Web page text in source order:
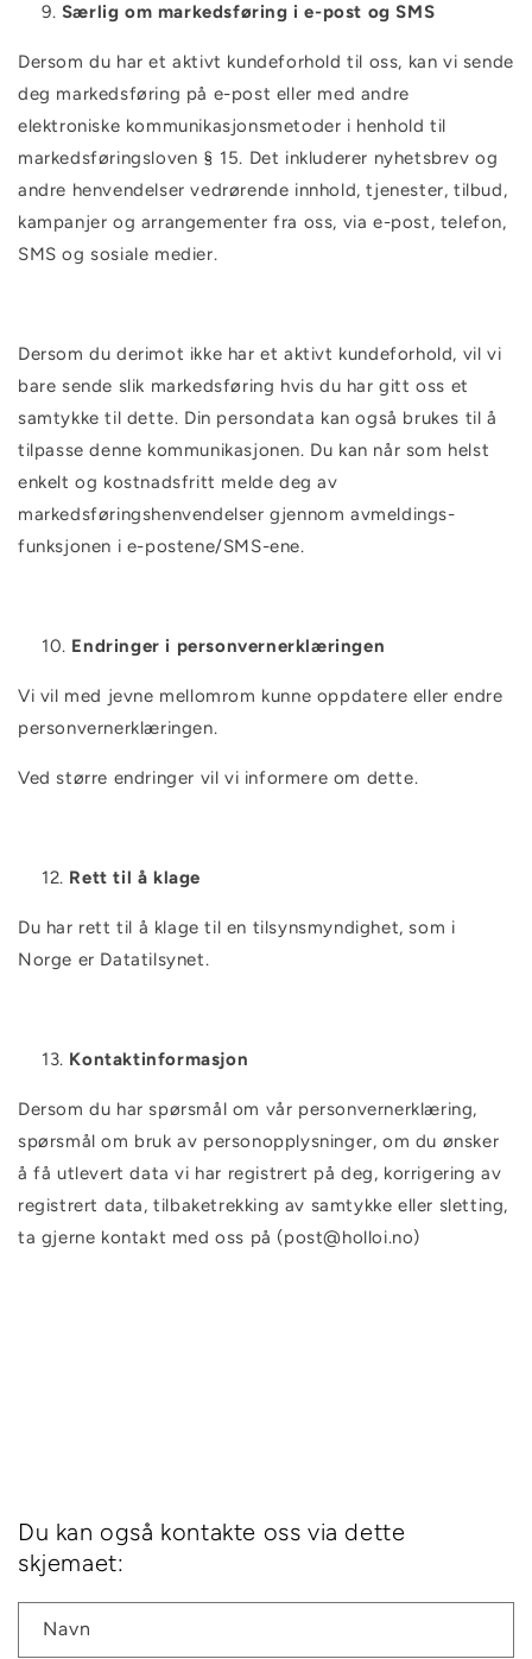
Særlig om markedsføring i e-post og SMS
Dersom du har et aktivt kundeforhold til oss, kan vi sende
deg markedsføring på e-post eller med andre
elektroniske kommunikasjonsmetoder i henhold til
markedsføringsloven § 15. Det inkluderer nyhetsbrev og
andre henvendelser vedrørende innhold, tjenester, tilbud,
kampanjer og arrangementer fra oss, via e-post, telefon,
SMS og sosiale medier.
Dersom du derimot ikke har et aktivt kundeforhold, vil vi
bare sende slik markedsføring hvis du har gitt oss et
samtykke til dette. Din persondata kan også brukes til å
tilpasse denne kommunikasjonen. Du kan når som helst
enkelt og kostnadsfritt melde deg av
markedsføringshenvendelser gjennom avmeldings-
funksjonen i e-postene/SMS-ene.
Endringer i personvernerklæringen
Vi vil med jevne mellomrom kunne oppdatere eller endre
personvernerklæringen.
Ved større endringer vil vi informere om dette.
Rett til å klage
Du har rett til å klage til en tilsynsmyndighet, som i
Norge er Datatilsynet.
Kontaktinformasjon
Dersom du har spørsmål om vår personvernerklæring,
spørsmål om bruk av personopplysninger, om du ønsker
å få utlevert data vi har registrert på deg, korrigering av
registrert data, tilbaketrekking av samtykke eller sletting,
ta gjerne kontakt med oss på (post@holloi.no)
Du kan også kontakte oss via dette
skjemaet:
Navn